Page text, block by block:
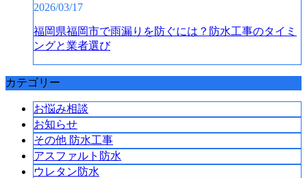
2026/03/17
福岡県福岡市で雨漏りを防ぐには？防水工事のタイミ
ングと業者選び
カテゴリー
お悩み相談
お知らせ
その他 防水工事
アスファルト防水
ウレタン防水